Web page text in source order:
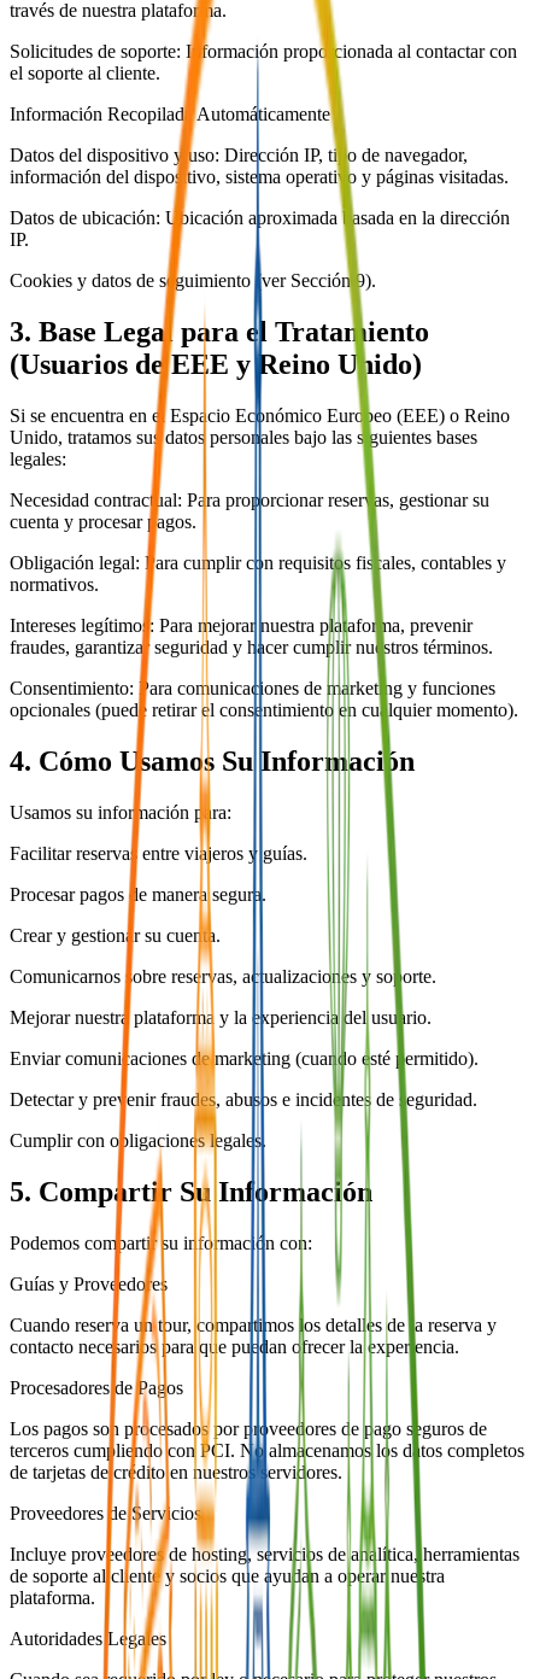
través de nuestra plataforma.
Solicitudes de soporte: Información proporcionada al contactar con
el soporte al cliente.
Información Recopilada Automáticamente
Datos del dispositivo y uso: Dirección IP, tipo de navegador,
información del dispositivo, sistema operativo y páginas visitadas.
Datos de ubicación: Ubicación aproximada basada en la dirección
IP.
Cookies y datos de seguimiento (ver Sección 9).
3. Base Legal para el Tratamiento
(Usuarios de EEE y Reino Unido)
Si se encuentra en el Espacio Económico Europeo (EEE) o Reino
Unido, tratamos sus datos personales bajo las siguientes bases
legales:
Necesidad contractual: Para proporcionar reservas, gestionar su
cuenta y procesar pagos.
Obligación legal: Para cumplir con requisitos fiscales, contables y
normativos.
Intereses legítimos: Para mejorar nuestra plataforma, prevenir
fraudes, garantizar seguridad y hacer cumplir nuestros términos.
Consentimiento: Para comunicaciones de marketing y funciones
opcionales (puede retirar el consentimiento en cualquier momento).
4. Cómo Usamos Su Información
Usamos su información para:
Facilitar reservas entre viajeros y guías.
Procesar pagos de manera segura.
Crear y gestionar su cuenta.
Comunicarnos sobre reservas, actualizaciones y soporte.
Mejorar nuestra plataforma y la experiencia del usuario.
Enviar comunicaciones de marketing (cuando esté permitido).
Detectar y prevenir fraudes, abusos e incidentes de seguridad.
Cumplir con obligaciones legales.
5. Compartir Su Información
Podemos compartir su información con:
Guías y Proveedores
Cuando reserva un tour, compartimos los detalles de la reserva y
contacto necesarios para que puedan ofrecer la experiencia.
Procesadores de Pagos
Los pagos son procesados por proveedores de pago seguros de
terceros cumpliendo con PCI. No almacenamos los datos completos
de tarjetas de crédito en nuestros servidores.
Proveedores de Servicios
Incluye proveedores de hosting, servicios de analítica, herramientas
de soporte al cliente y socios que ayudan a operar nuestra
plataforma.
Autoridades Legales